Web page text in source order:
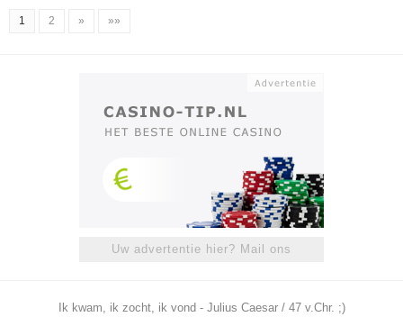
1 2 » »»
Uw advertentie hier? Mail ons
Ik kwam, ik zocht, ik vond - Julius Caesar / 47 v.Chr. ;)